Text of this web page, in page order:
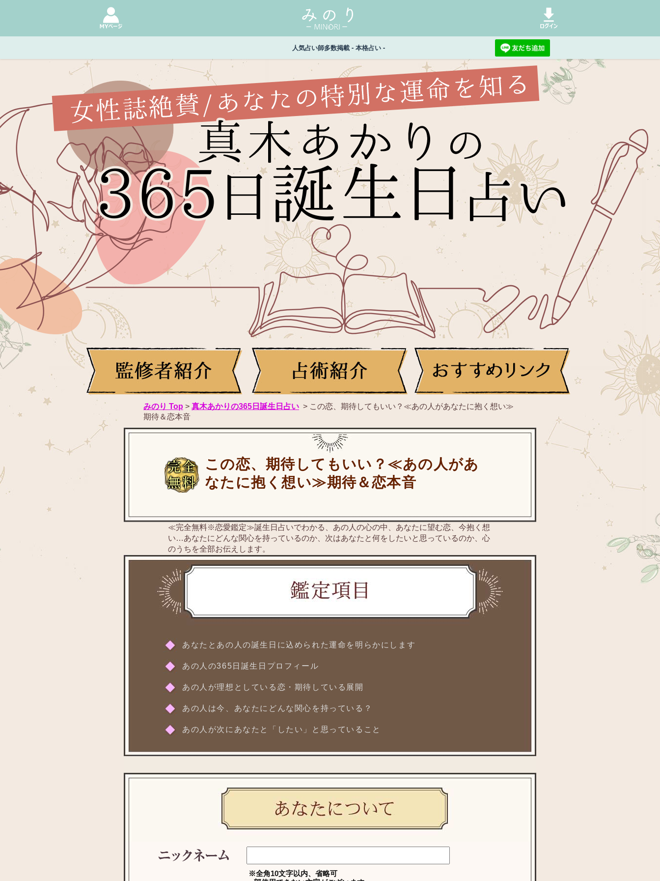
人気占い師多数掲載 - 本格占い -
みのり Top > 真木あかりの365日誕生日占い > この恋、期待してもいい？≪あの人があなたに抱く想い≫
期待＆恋本音
この恋、期待してもいい？≪あの人があ
なたに抱く想い≫期待＆恋本音
≪完全無料※恋愛鑑定≫誕生日占いでわかる、あの人の心の中、あなたに望む恋、今抱く想
い…あなたにどんな関心を持っているのか、次はあなたと何をしたいと思っているのか、心
のうちを全部お伝えします。
あなたとあの人の誕生日に込められた運命を明らかにします
あの人の365日誕生日プロフィール
あの人が理想としている恋・期待している展開
あの人は今、あなたにどんな関心を持っている？
あの人が次にあなたと「したい」と思っていること
※全角10文字以内、省略可